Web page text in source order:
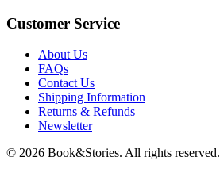
Customer Service
About Us
FAQs
Contact Us
Shipping Information
Returns & Refunds
Newsletter
© 2026 Book&Stories. All rights reserved.